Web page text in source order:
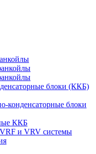
блоки (ККБ)
конденсаторные блоки
ККБ
и VRV системы